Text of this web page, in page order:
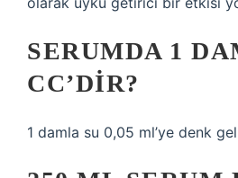
SERUMDA 1
CC’DIR?
1 damla su 0,05 ml’ye denk